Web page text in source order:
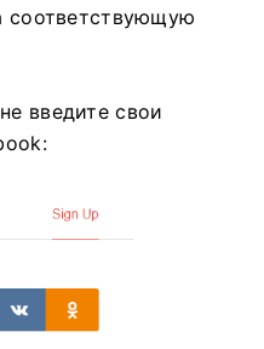
соответствующую
введите свои